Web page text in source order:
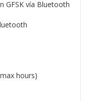
GFSK vía Bluetooth
hours)